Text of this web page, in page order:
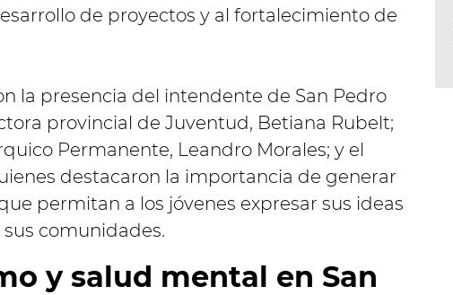
de proyectos y al fortalecimiento de
la presencia del intendente de San Pedro
provincial de Juventud, Betiana Rubelt;
Permanente, Leandro Morales; y el
destacaron la importancia de generar
permitan a los jóvenes expresar sus ideas
comunidades.
y salud mental en San